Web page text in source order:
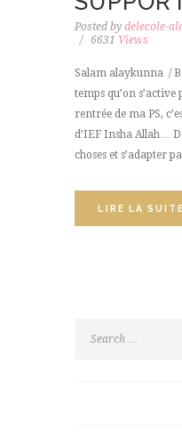
Posted by delecole-
6631 Views
Salam alaykunna /
temps qu’on
rentrée de ma PS,
d’IEF Insha Allah…
choses et s’adapter
LIRE LA SUITE